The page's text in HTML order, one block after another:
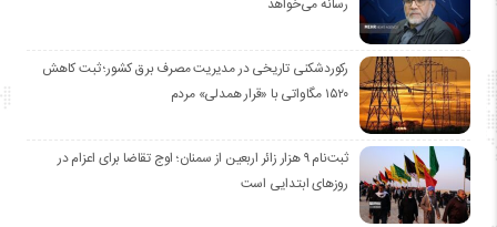
رکوردشکنی تاریخی در مدیریت مصرف برق کشور؛ ثبت کاهش
۱۵۲۰ مگاواتی با «قرار همدلی» مردم
ثبت‌نام ۹ هزار زائر اربعین از سمنان؛ اوج تقاضا برای اعزام در
روزهای ابتدایی است